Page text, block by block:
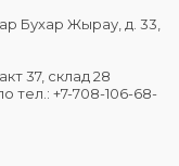
Бухар Жырау, д. 33,
37, склад 28
тел.: +7-708-106-68-